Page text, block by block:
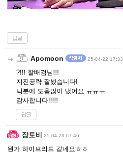
답글
Apomoon 25-04-22 17:33
?!!! 할배검님!!!
지진공략 잘봤습니다!
덕분에 도움많이 댔어요 ㅠㅠㅠ
감사합니다!!!!!
답글
장토비 25-04-23 07:46
뭔가 하이브리드 같네요ㅎㅎ